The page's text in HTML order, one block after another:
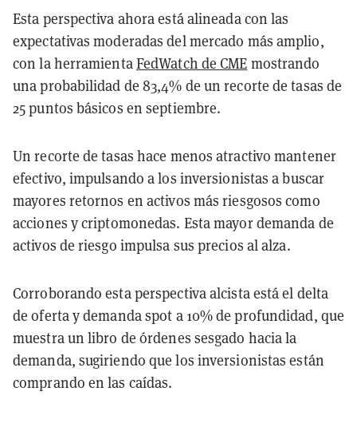
Esta perspectiva ahora está alineada con las
expectativas moderadas del mercado más amplio,
con la herramientaFedWatch de CME mostrando
una probabilidad de 83,4% de un recorte de tasas de
25 puntos básicos en septiembre.
Un recorte de tasas hace menos atractivo mantener
efectivo, impulsando a los inversionistas a buscar
mayores retornos en activos más riesgosos como
acciones y criptomonedas. Esta mayor demanda de
activos de riesgo impulsa sus precios al alza.
Corroborando esta perspectiva alcista está el delta
de oferta y demanda spot a 10% de profundidad, que
muestra un libro de órdenes sesgado hacia la
demanda, sugiriendo que los inversionistas están
comprando en las caídas.